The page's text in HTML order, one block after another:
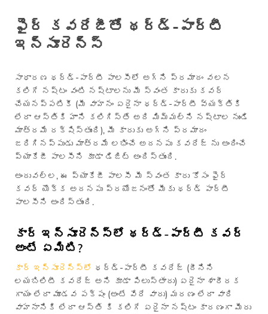
ఫైర్ కవరేజీతో థర్డ్-పార్టీ
ఇన్సూరెన్స్
సాధారణ థర్డ్-పార్టీ పాలసీలో అగ్ని ప్రమాదం వలన
కలిగే నష్టం వంటి నష్టాలను మీ స్వంత కారుకు కవర్
చేయనప్పటికీ (మీ వాహనం ఏదైనా థర్డ్-పార్టీ వ్యక్తికి
లేదా ఆస్తికి హాని కలిగిస్తే అది మిమ్మల్ని నష్టాల నుండి
మాత్రమే రక్షిస్తుంది), మీ కారుకు అగ్ని ప్రమాదం
జరిగినప్పుడు మాత్రమే లభించే అదనపు కవరేజ్ ను అందించే
ప్యాకేజీ పాలసీని కూడా డిజిట్ అందిస్తుంది.
అందువల్ల, ఈ ప్యాకేజీ పాలసీ మీ స్వంత కారు కోసం ఫైర్
కవర్ యొక్క అదనపు ప్రయోజనంతో మీకు థర్డ్ పార్టీ
పాలసీని అందిస్తుంది.
కార్ ఇన్సూరెన్స్‌లో థర్డ్-పార్టీ కవర్
అంటే ఏమిటి?
కార్ ఇన్సూరెన్స్‌లో థర్డ్-పార్టీ కవరేజ్ (దీనిని
లయబిలిటీ కవరేజ్ అని కూడా పిలుస్తారు) ఏదైనా శారీరక
గాయం లేదా మూడవ పక్షం (అంటే వేరే వారు) మరణం లేదా వారి
వాహనానికి లేదా ఆస్తి కి కలిగే ఏదైనా నష్టం కారణంగా మీరు